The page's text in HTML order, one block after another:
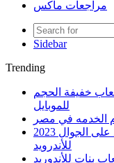
مراجعات ماكس
Sidebar
Trending
خفيفة الحجم
للموبايل
الخدمه في مصر
أفضل 5 تطبيقات لقراءة ملفات الوورد على الجوال 2023
للأندرويد